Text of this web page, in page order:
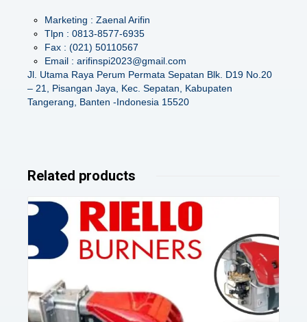
Marketing : Zaenal Arifin
Tlpn : 0813-8577-6935
Fax : (021) 50110567
Email : arifinspi2023@gmail.com
Jl. Utama Raya Perum Permata Sepatan Blk. D19 No.20
– 21, Pisangan Jaya, Kec. Sepatan, Kabupaten
Tangerang, Banten -Indonesia 15520
Related products
Details